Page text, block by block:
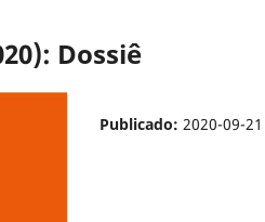
Dossiê
Publicado: 2020-09-21